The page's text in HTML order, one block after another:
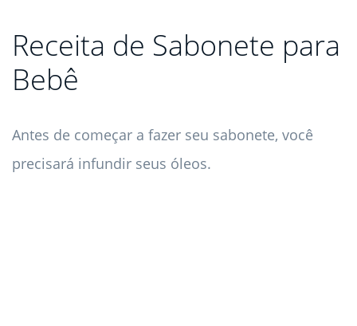
Receita de Sabonete para
Bebê
Antes de começar a fazer seu sabonete, você
precisará infundir seus óleos.